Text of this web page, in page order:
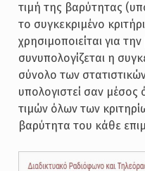
τιμή της βαρύτητας
το συγκεκριμένο
χρησιμοποιείται για
συνυπολογίζεται η
σύνολο των
υπολογιστεί σαν
τιμών όλων των
βαρύτητα του κάθε